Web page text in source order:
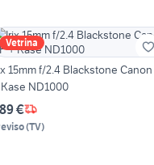
Vetrina
15mm f/2.4 Blackstone Canon
ND1000
€
(TV)